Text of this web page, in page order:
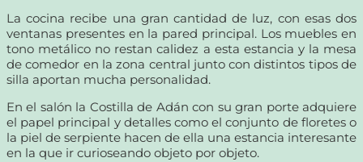
La cocina recibe una gran cantidad de luz, con esas dos
ventanas presentes en la pared principal. Los muebles en
tono metálico no restan calidez a esta estancia y la mesa
de comedor en la zona central junto con distintos tipos de
silla aportan mucha personalidad.
En el salón la Costilla de Adán con su gran porte adquiere
el papel principal y detalles como el conjunto de floretes o
la piel de serpiente hacen de ella una estancia interesante
en la que ir curioseando objeto por objeto.